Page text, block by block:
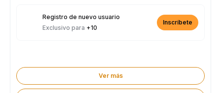
Registro de nuevo usuario
Exclusivo para +10
Inscríbete
Ver más